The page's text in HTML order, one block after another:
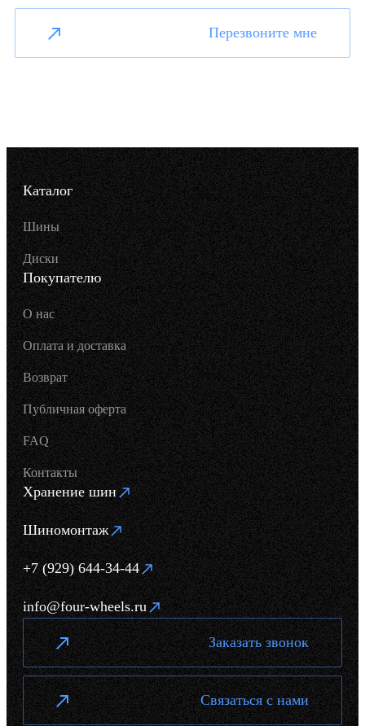
Перезвоните мне
Каталог
Шины
Диски
Покупателю
О нас
Оплата и доставка
Возврат
Публичная оферта
FAQ
Контакты
Хранение шин
Шиномонтаж
+7 (929) 644-34-44
info@four-wheels.ru
Заказать звонок
Связаться с нами